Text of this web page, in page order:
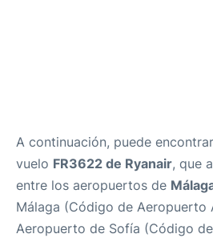
A continuación, puede
vuelo FR3622 de Ryanair, que
entre los aeropuertos de
Málaga (Código de Aeropuerto
Aeropuerto de Sofía (Código